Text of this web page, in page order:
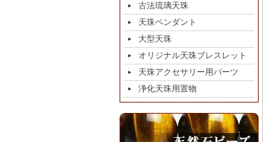
古法琉璃天珠
天珠ペンダント
大型天珠
オリジナル天珠ブレスレット
天珠アクセサリー用パーツ
浄化天珠用置物